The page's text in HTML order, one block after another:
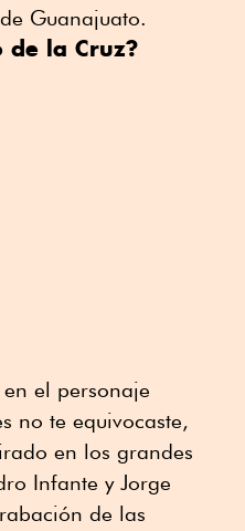
Guanajuato.
de la Cruz?
el personaje
no te equivocaste,
en los grandes
Infante y Jorge
de las